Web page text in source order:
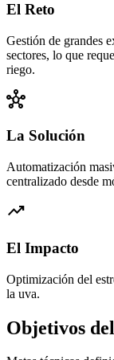
El Reto
Gestión de grandes
sectores, lo que
riego.
hub
La Solución
Automatización
centralizado desde
trending_up
El Impacto
Optimización del
la uva.
Objetivos